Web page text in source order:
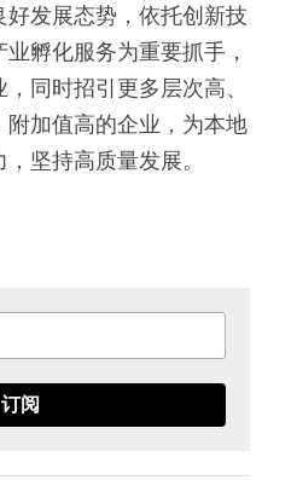
发展态势，依托创新技
孵化服务为重要抓手，
同时招引更多层次高、
加值高的企业，为本地
坚持高质量发展。
订阅